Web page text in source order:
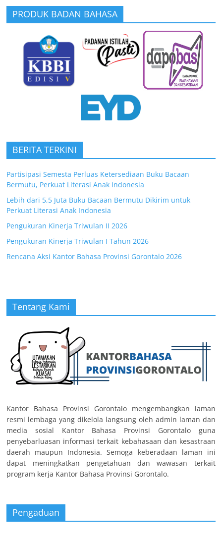
PRODUK BADAN BAHASA
BERITA TERKINI
Partisipasi Semesta Perluas Ketersediaan Buku Bacaan
Bermutu, Perkuat Literasi Anak Indonesia
Lebih dari 5,5 Juta Buku Bacaan Bermutu Dikirim untuk
Perkuat Literasi Anak Indonesia
Pengukuran Kinerja Triwulan II 2026
Pengukuran Kinerja Triwulan I Tahun 2026
Rencana Aksi Kantor Bahasa Provinsi Gorontalo 2026
Tentang Kami
Kantor Bahasa Provinsi Gorontalo mengembangkan laman
resmi lembaga yang dikelola langsung oleh admin laman dan
media sosial Kantor Bahasa Provinsi Gorontalo guna
penyebarluasan informasi terkait kebahasaan dan kesastraan
daerah maupun Indonesia. Semoga keberadaan laman ini
dapat meningkatkan pengetahuan dan wawasan terkait
program kerja Kantor Bahasa Provinsi Gorontalo.
Pengaduan